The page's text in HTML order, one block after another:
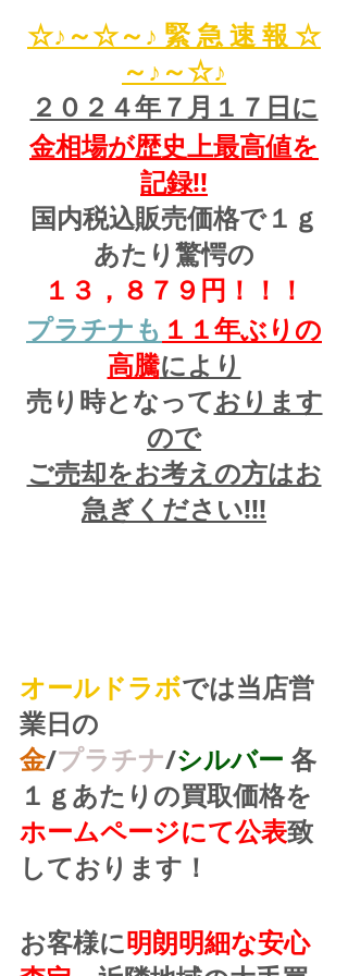
☆♪～☆～♪ 緊 急 速 報 ☆
～♪～☆♪
２０２４年７月１７日に
金相場が歴史上最高値を
記録!!
国内税込販売価格で１ｇ
あたり驚愕の
１３，８７９円！！！
プラチナも １１年ぶりの
高騰により
売り時となっております
ので
ご売却をお考えの方はお
急ぎください!!!
オールドラボでは当店営
業日の
金/プラチナ/シルバー 各
１ｇあたりの買取価格を
ホームページにて公表致
しております！
お客様に明朗明細な安心